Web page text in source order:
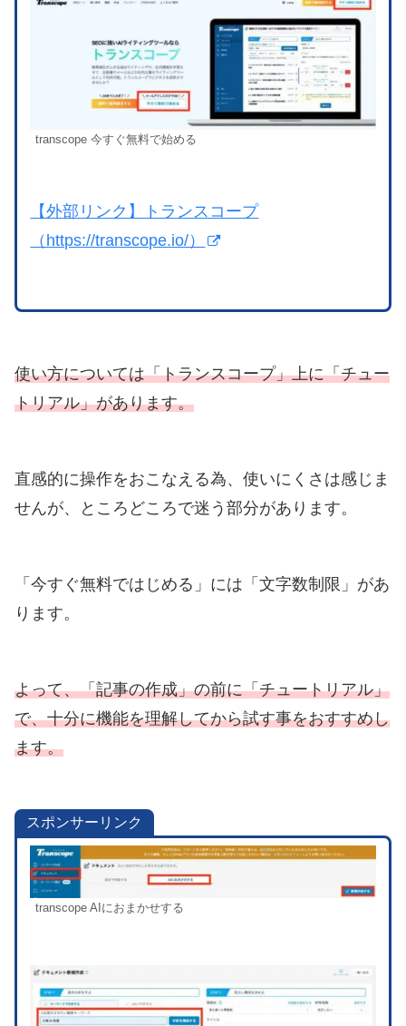
transcope 今すぐ無料で始める
【外部リンク】トランスコープ
（https://transcope.io/）
使い方については「トランスコープ」上に「チュー
トリアル」があります。
直感的に操作をおこなえる為、使いにくさは感じま
せんが、ところどころで迷う部分があります。
「今すぐ無料ではじめる」には「文字数制限」があ
ります。
よって、「記事の作成」の前に「チュートリアル」
で、十分に機能を理解してから試す事をおすすめし
ます。
スポンサーリンク
transcope AIにおまかせする